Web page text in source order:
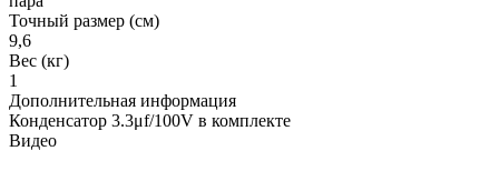
Точный размер (см)
9,6
Вес (кг)
1
Дополнительная информация
Конденсатор 3.3μf/100V в комплекте
Видео